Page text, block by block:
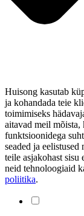
Huisong kasutab
ja kohandada teie
toimimiseks
aitavad meil mõista,
funktsioonidega
seaded ja
teile asjakohast sisu
neid tehnoloogiaid
poliitika.